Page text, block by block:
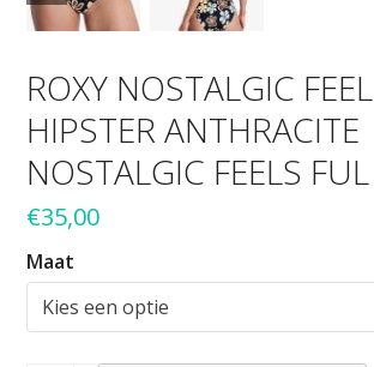
ROXY NOSTALGIC FEEL
HIPSTER ANTHRACITE
NOSTALGIC FEELS FUL
€35,00
Maat